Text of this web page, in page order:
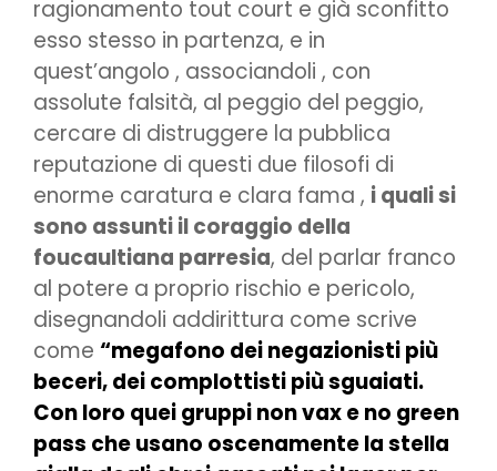
ragionamento tout court e già sconfitto
esso stesso in partenza, e in
quest’angolo , associandoli , con
assolute falsità, al peggio del peggio,
cercare di distruggere la pubblica
reputazione di questi due filosofi di
enorme caratura e clara fama , i quali si
sono assunti il coraggio della
foucaultiana parresia, del parlar franco
al potere a proprio rischio e pericolo,
disegnandoli addirittura come scrive
come “megafono dei negazionisti più
beceri, dei complottisti più sguaiati.
Con loro quei gruppi non vax e no green
pass che usano oscenamente la stella